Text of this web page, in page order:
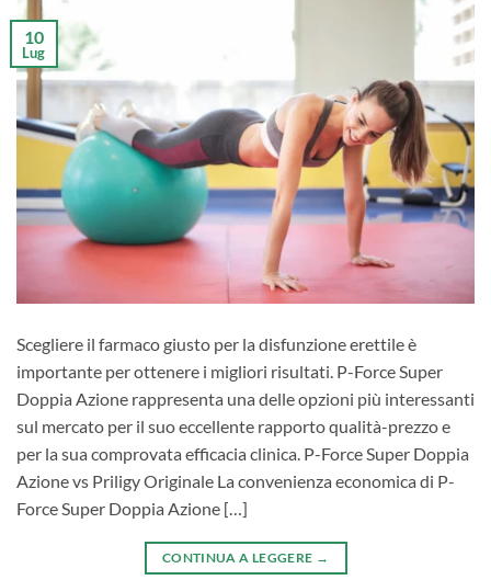
10
Lug
Scegliere il farmaco giusto per la disfunzione erettile è
importante per ottenere i migliori risultati. P-Force Super
Doppia Azione rappresenta una delle opzioni più interessanti
sul mercato per il suo eccellente rapporto qualità-prezzo e
per la sua comprovata efficacia clinica. P-Force Super Doppia
Azione vs Priligy Originale La convenienza economica di P-
Force Super Doppia Azione […]
CONTINUA A LEGGERE →